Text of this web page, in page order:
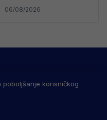
06/08/2026
USLOVI KORIŠTENJA
korisničkog